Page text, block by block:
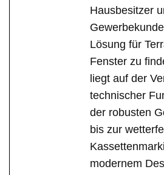
Hausbesitzer
Lösung für
Fenster zu
liegt auf der
technischer
der robusten
bis zur
modernem